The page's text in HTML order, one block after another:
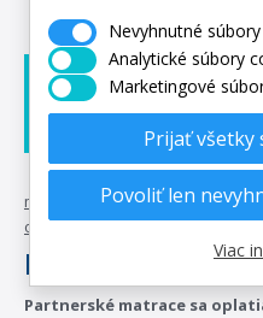
Doprava zadarmo
Expedicia do 5 dní
mpo-matrace.sk • matrace•
odporúčaní•partnerské
Partnerské
Partnerské matrace sa
Nevyhnutné
Analytické súbory
Marketingové
Prijať všetky
Povoliť len
Viac